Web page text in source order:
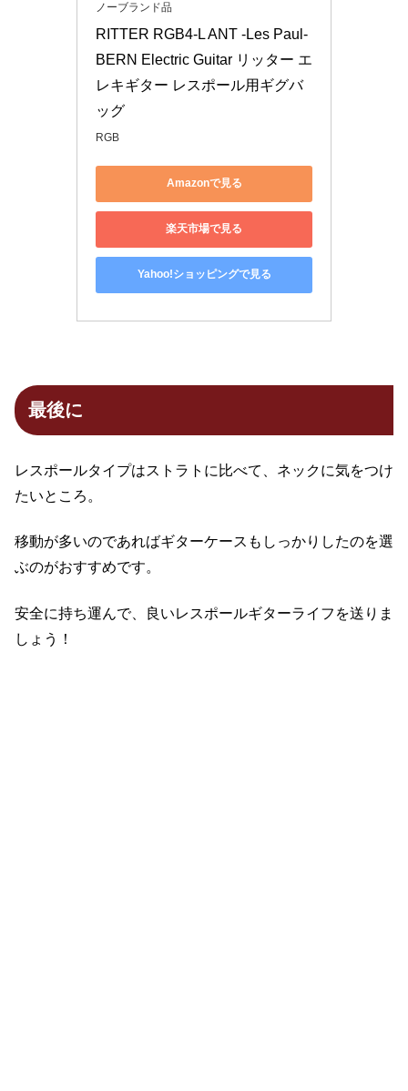
ノーブランド品
RITTER RGB4-L ANT -Les Paul-
BERN Electric Guitar リッター エ
レキギター レスポール用ギグバ
ッグ
RGB
Amazonで見る
楽天市場で見る
Yahoo!ショッピングで見る
最後に
レスポールタイプはストラトに比べて、ネックに気をつけ
たいところ。
移動が多いのであればギターケースもしっかりしたのを選
ぶのがおすすめです。
安全に持ち運んで、良いレスポールギターライフを送りま
しょう！